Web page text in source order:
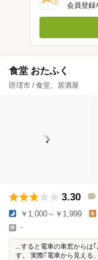
会員登録
食堂 おたふく
匝瑳市 / 食堂、居酒屋
3.30
￥1,000～￥1,999
-
...すると電車の車窓からは
す。 実際｢電車から見える